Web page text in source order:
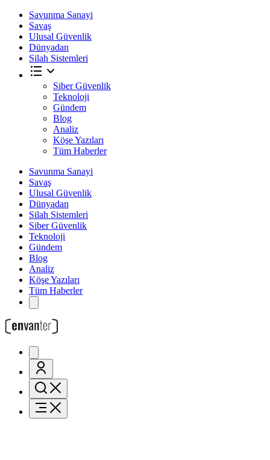
Savunma Sanayi
Savaş
Ulusal Güvenlik
Dünyadan
Silah Sistemleri
Siber Güvenlik
Teknoloji
Gündem
Blog
Analiz
Köşe Yazıları
Tüm Haberler
Savunma Sanayi
Savaş
Ulusal Güvenlik
Dünyadan
Silah Sistemleri
Siber Güvenlik
Teknoloji
Gündem
Blog
Analiz
Köşe Yazıları
Tüm Haberler